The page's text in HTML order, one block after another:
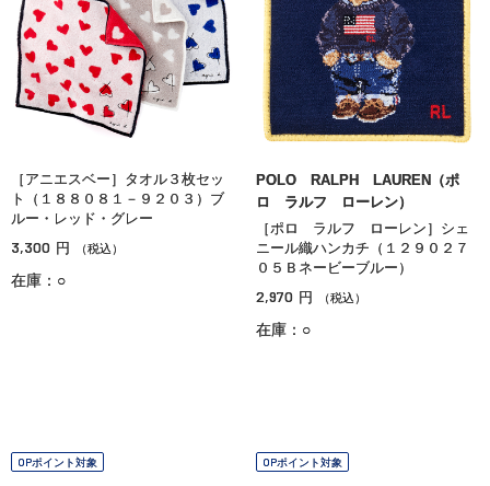
［アニエスベー］タオル３枚セッ
ト（１８８０８１－９２０３）ブ
ルー・レッド・グレー
3,300 円 （税込）
在庫：○
POLO RALPH LAUREN（ポ
ロ ラルフ ローレン）
［ポロ ラルフ ローレン］シェ
ニール織ハンカチ（１２９０２７
０５Ｂネービーブルー）
2,970 円 （税込）
在庫：○
OPポイント対象 OPポイント対象